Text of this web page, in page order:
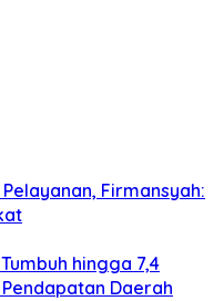
Firmansyah:
hingga 7,4
Daerah